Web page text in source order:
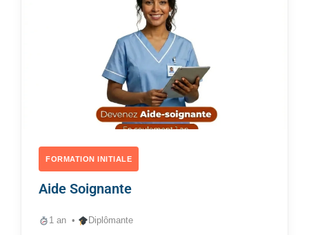
FORMATION INITIALE
Aide Soignante
1 an • Diplômante